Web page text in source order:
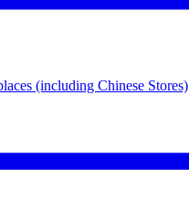
(including Chinese Stores)